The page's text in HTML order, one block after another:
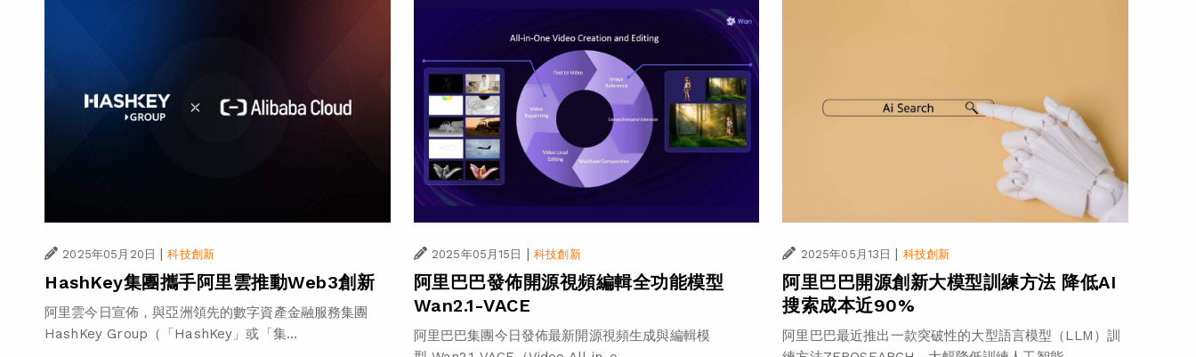
2025年05月20日 | 科技創新
HashKey集團攜手阿里雲推動Web3創新
阿里雲今日宣佈，與亞洲領先的數字資產金融服務集團
HashKey Group（「HashKey」或「集...
2025年05月15日 | 科技創新
阿里巴巴發佈開源視頻編輯全功能模型
Wan2.1-VACE
阿里巴巴集團今日發佈最新開源視頻生成與編輯模
2025年05月13日 | 科技創新
阿里巴巴開源創新大模型訓練方法 降低AI
搜索成本近90%
阿里巴巴最近推出一款突破性的大型語言模型（LLM）訓